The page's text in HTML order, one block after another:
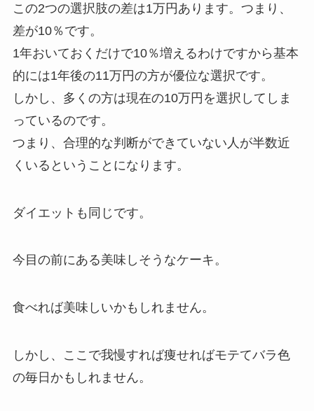
この2つの選択肢の差は1万円あります。つまり、
差が10％です。
1年おいておくだけで10％増えるわけですから基本
的には1年後の11万円の方が優位な選択です。
しかし、多くの方は現在の10万円を選択してしま
っているのです。
つまり、合理的な判断ができていない人が半数近
くいるということになります。
ダイエットも同じです。
今目の前にある美味しそうなケーキ。
食べれば美味しいかもしれません。
しかし、ここで我慢すれば痩せればモテてバラ色
の毎日かもしれません。